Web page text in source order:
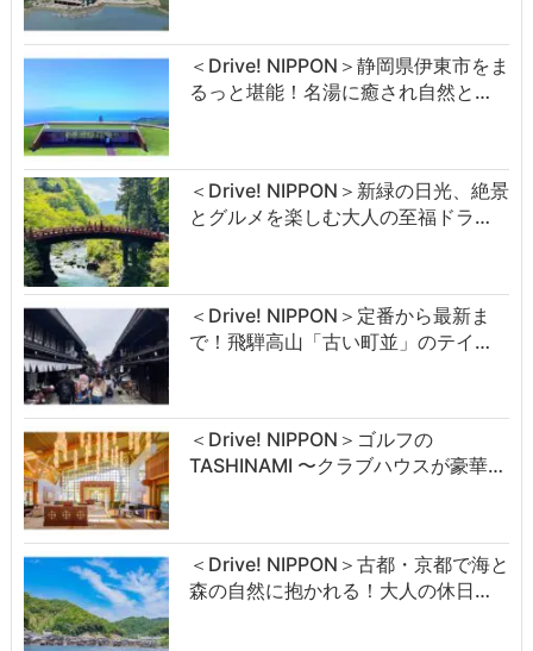
＜Drive! NIPPON＞静岡県伊東市をま
るっと堪能！名湯に癒され自然と…
＜Drive! NIPPON＞新緑の日光、絶景
とグルメを楽しむ大人の至福ドラ…
＜Drive! NIPPON＞定番から最新ま
で！飛騨高山「古い町並」のテイ…
＜Drive! NIPPON＞ゴルフの
TASHINAMI 〜クラブハウスが豪華…
＜Drive! NIPPON＞古都・京都で海と
森の自然に抱かれる！大人の休日…